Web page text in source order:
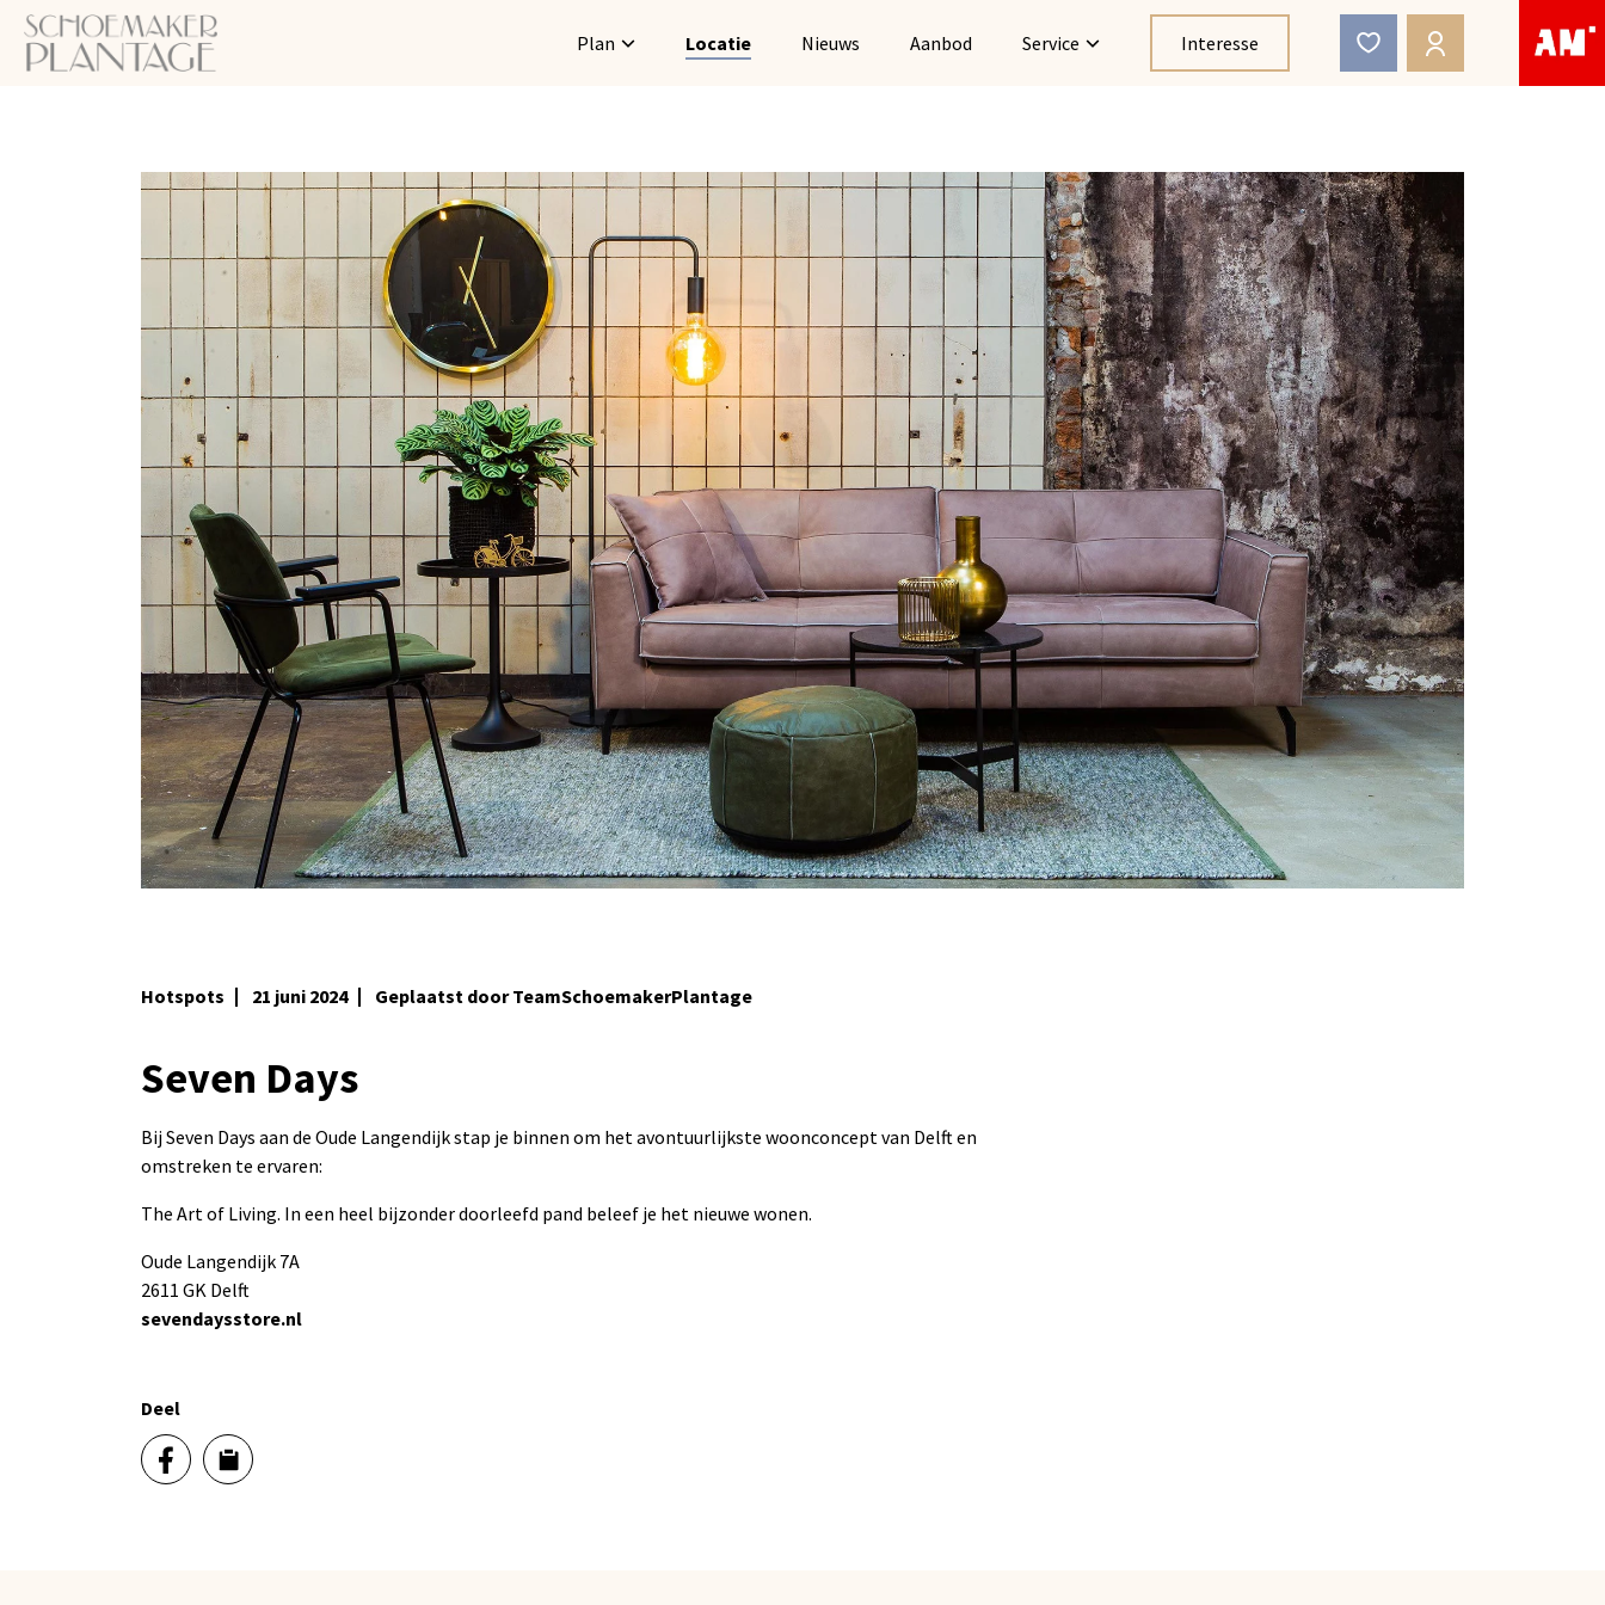
Plan Locatie Nieuws Aanbod Service Interesse
Hotspots 21 juni 2024 Geplaatst door TeamSchoemakerPlantage
Seven Days
Bij Seven Days aan de Oude Langendijk stap je binnen om het avontuurlijkste woonconcept van Delft en
omstreken te ervaren:
The Art of Living. In een heel bijzonder doorleefd pand beleef je het nieuwe wonen.
Oude Langendijk 7A
2611 GK Delft
sevendaysstore.nl
Deel